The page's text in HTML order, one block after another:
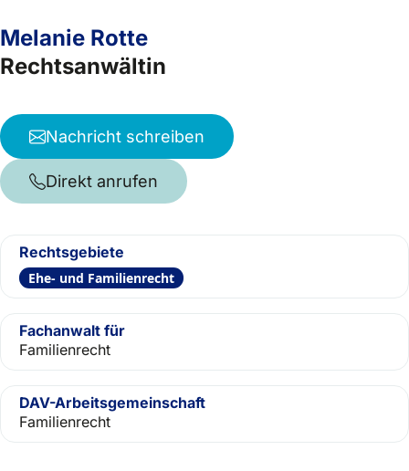
Melanie Rotte
Rechtsanwältin
Nachricht schreiben
Direkt anrufen
Rechtsgebiete
Ehe- und Familienrecht
Fachanwalt für
Familienrecht
DAV-Arbeitsgemeinschaft
Familienrecht